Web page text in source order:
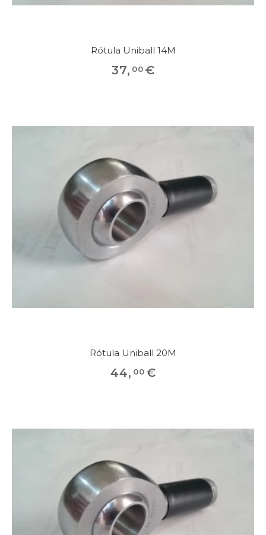
Rótula Uniball 14M
37, 00 €
Rótula Uniball 20M
44, 00 €